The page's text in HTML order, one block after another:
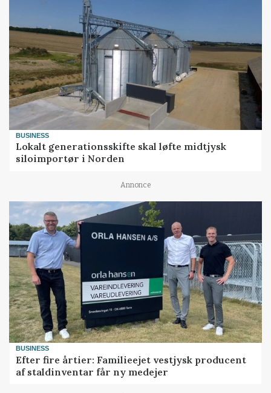
BUSINESS
Lokalt generationsskifte skal løfte midtjysk
siloimportør i Norden
Annonce
BUSINESS
Efter fire årtier: Familieejet vestjysk producent
af staldinventar får ny medejer